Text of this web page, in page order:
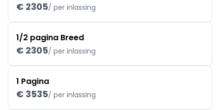
€ 2305/ per inlassing
1/2 pagina Breed
€ 2305/ per inlassing
1 Pagina
€ 3535/ per inlassing